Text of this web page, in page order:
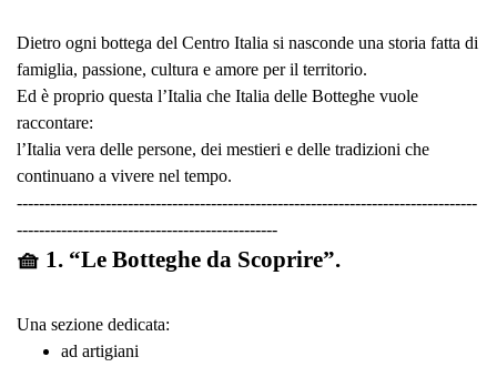
Dietro ogni bottega del Centro Italia si nasconde una storia fatta di
famiglia, passione, cultura e amore per il territorio.
Ed è proprio questa l’Italia che Italia delle Botteghe vuole
raccontare:
l’Italia vera delle persone, dei mestieri e delle tradizioni che
continuano a vivere nel tempo.
-----------------------------------------------------------------------------------
-----------------------------------------------
🧺 1. “Le Botteghe da Scoprire”.
Una sezione dedicata:
ad artigiani